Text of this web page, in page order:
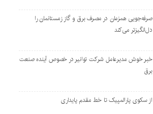
صرفه‌جویی همزمان در مصرف برق و گاز زمستانمان را
دل‌انگیزتر می‌کند
خبر خوش مدیرعامل شرکت توانیر در خصوص آینده صنعت
برق
از سکوی پارالمپیک تا خط مقدم پایداری